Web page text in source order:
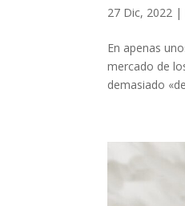
27 Dic, 2022 |
En apenas
mercado de
demasiado